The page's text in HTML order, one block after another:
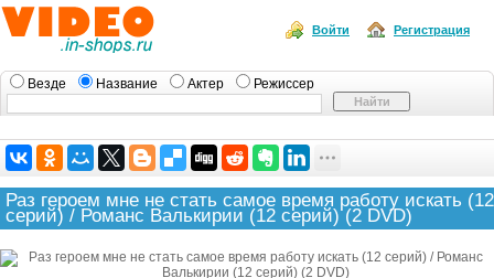
Регистрация
Войти
Везде Название Актер Режиссер
Раз героем мне не стать самое время работу искать (12
серий) / Романс Валькирии (12 серий) (2 DVD)